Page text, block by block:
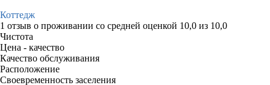
Коттедж
1 отзыв о проживании со средней оценкой 10,0 из 10,0
Чистота
Цена - качество
Качество обслуживания
Расположение
Своевременность заселения